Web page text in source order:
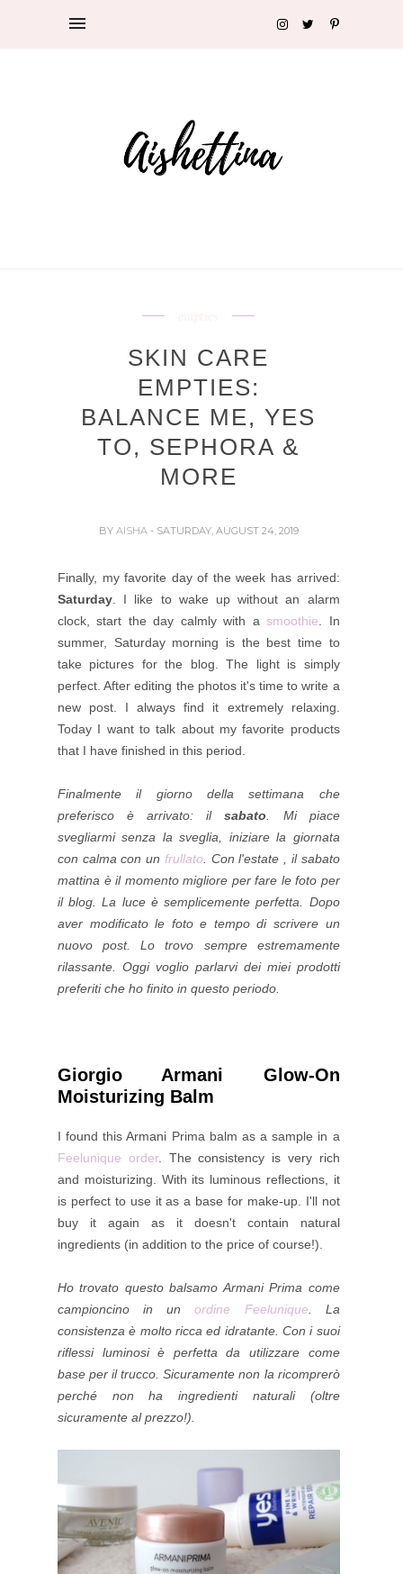
SKIN CARE
EMPTIES:
BALANCE ME, YES
TO, SEPHORA &
MORE
BY AISHA - SATURDAY, AUGUST 24, 2019
Finally, my favorite day of the week has arrived:
Saturday . I like to wake up without an alarm
clock, start the day calmly with asmoothie . In
summer, Saturday morning is the best time to
take pictures for the blog. The light is simply
perfect. After editing the photos it's time to write a
new post. I always find it extremely relaxing.
Today I want to talk about my favorite products
that I have finished in this period.
Finalmente il giorno della settimana che
preferisco è arrivato: ilsabato . Mi piace
svegliarmi senza la sveglia, iniziare la giornata
con calma con un frullato . Con l'estate , il sabato
mattina è il momento migliore per fare le foto per
il blog. La luce è semplicemente perfetta. Dopo
aver modificato le foto e tempo di scrivere un
nuovo post. Lo trovo sempre estremamente
rilassante. Oggi voglio parlarvi dei miei prodotti
preferiti che ho finito in questo periodo.
Giorgio Armani Glow-On
Moisturizing Balm
I found this Armani Prima balm as a sample in a
Feelunique order. The consistency is very rich
and moisturizing. With its luminous reflections, it
is perfect to use it as a base for make-up. I'll not
buy it again as it doesn't contain natural
ingredients (in addition to the price of course!).
Ho trovato questo balsamo Armani Prima come
campioncino in unordine Feelunique . La
consistenza è molto ricca ed idratante. Con i suoi
riflessi luminosi è perfetta da utilizzare come
base per il trucco. Sicuramente non la ricomprerò
perché non ha ingredienti naturali (oltre
sicuramente al prezzo!).